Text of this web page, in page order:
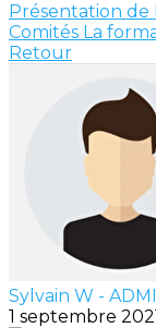
Présentation de
Comités La
Retour
Sylvain W -
1 septembre